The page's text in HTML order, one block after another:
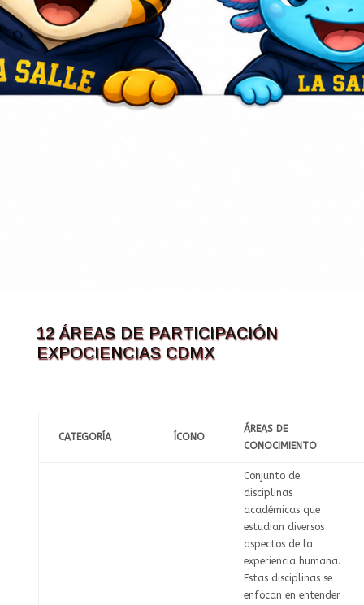
12 ÁREAS DE PARTICIPACIÓN
EXPOCIENCIAS CDMX
CATEGORÍA ÍCONO
ÁREAS DE
CONOCIMIENTO
Conjunto de
disciplinas
académicas que
estudian diversos
aspectos de la
experiencia humana.
Estas disciplinas se
enfocan en entender